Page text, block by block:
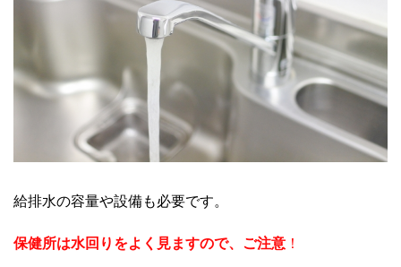
給排水の容量や設備も必要です。
保健所は水回りをよく見ますので、ご注意 ！